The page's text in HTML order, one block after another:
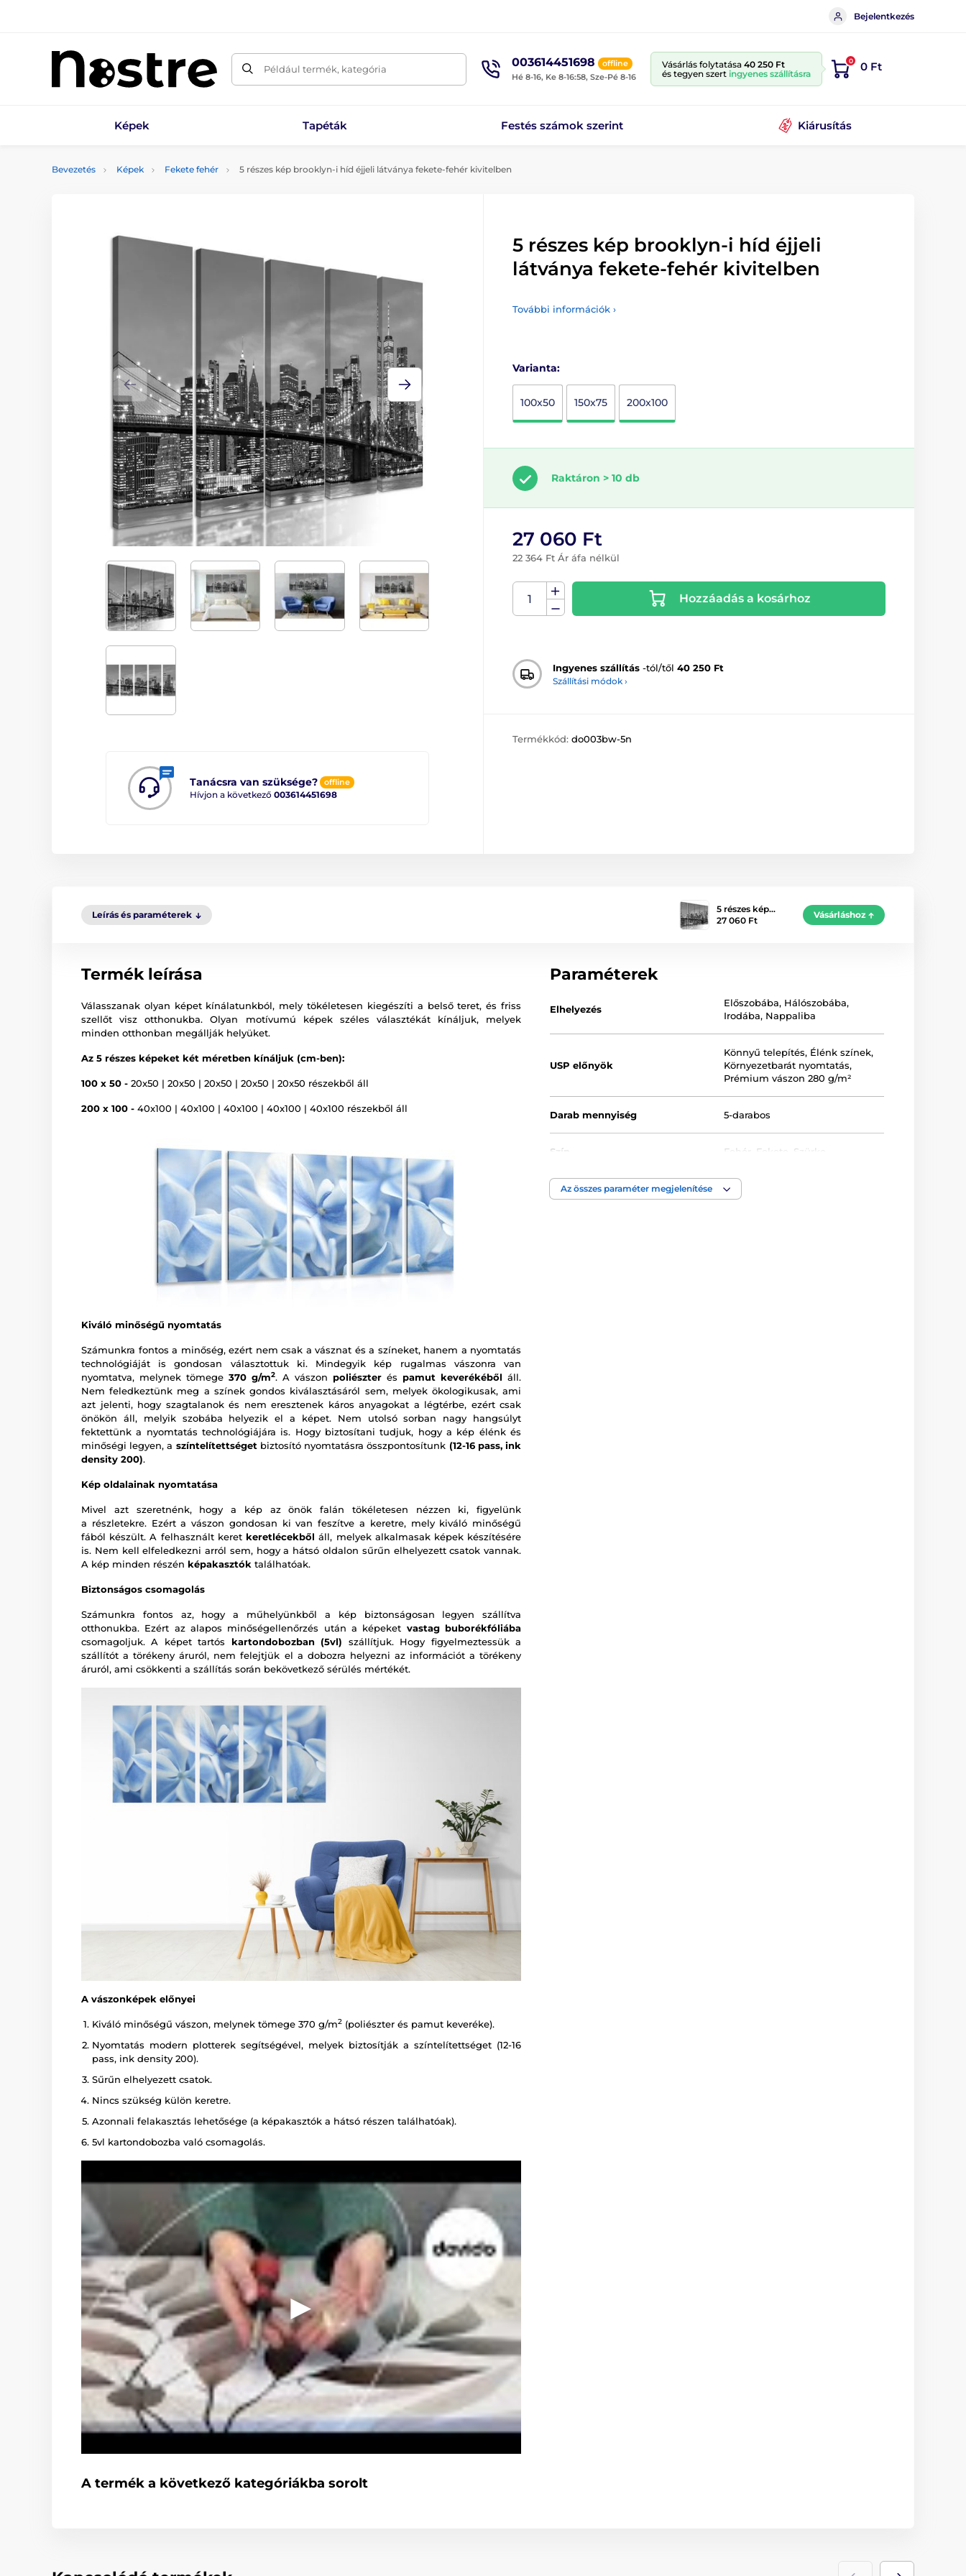
Bejelentkezés
Például termék, kategória 003614451698
offline
Hé 8-16, Ke 8-16:58, Sze-Pé 8-16
Vásárlás folytatása 40 250 Ft
és tegyen szert ingyenes szállításra
0 0 Ft
Képek Tapéták Festés számok szerint Kiárusítás
Bevezetés Képek Fekete fehér 5 részes kép brooklyn-i híd éjjeli látványa fekete-fehér kivitelben
Tanácsra van szüksége? offline
Hívjon a következő 003614451698
5 részes kép brooklyn-i híd éjjeli
látványa fekete-fehér kivitelben
További információk ›
Varianta:
100x50 150x75 200x100
Raktáron > 10 db
27 060 Ft
22 364 Ft Ár áfa nélkül
Hozzáadás a kosárhoz
Ingyenes szállítás -tól/től 40 250 Ft
Szállítási módok ›
Termékkód: do003bw-5n
Leírás és paraméterek
5 részes kép…
27 060 Ft
Vásárláshoz
Termék leírása
Válasszanak olyan képet kínálatunkból, mely tökéletesen kiegészíti a belső teret, és friss
szellőt visz otthonukba. Olyan motívumú képek széles választékát kínáljuk, melyek
minden otthonban megállják helyüket.
Az 5 részes képeket két méretben kínáljuk (cm-ben):
100 x 50 - 20x50 | 20x50 | 20x50 | 20x50 | 20x50 részekből áll
200 x 100 - 40x100 | 40x100 | 40x100 | 40x100 | 40x100 részekből áll
Kiváló minőségű nyomtatás
Számunkra fontos a minőség, ezért nem csak a vásznat és a színeket, hanem a nyomtatás
technológiáját is gondosan választottuk ki. Mindegyik kép rugalmas vászonra van
nyomtatva, melynek tömege370 g/m2. A vászon poliészter és pamut keverékéből áll.
Nem feledkeztünk meg a színek gondos kiválasztásáról sem, melyek ökologikusak, ami
azt jelenti, hogy szagtalanok és nem eresztenek káros anyagokat a légtérbe, ezért csak
önökön áll, melyik szobába helyezik el a képet. Nem utolsó sorban nagy hangsúlyt
fektettünk a nyomtatás technológiájára is. Hogy biztosítani tudjuk, hogy a kép élénk és
minőségi legyen, a színtelítettséget biztosító nyomtatásra összpontosítunk (12-16 pass, ink
density 200).
Kép oldalainak nyomtatása
Mivel azt szeretnénk, hogy a kép az önök falán tökéletesen nézzen ki, figyelünk
a részletekre. Ezért a vászon gondosan ki van feszítve a keretre, mely kiváló minőségű
fából készült. A felhasznált keret keretlécekből áll, melyek alkalmasak képek készítésére
is. Nem kell elfeledkezni arról sem, hogy a hátsó oldalon sűrűn elhelyezett csatok vannak.
A kép minden részén képakasztók találhatóak.
Biztonságos csomagolás
Számunkra fontos az, hogy a műhelyünkből a kép biztonságosan legyen szállítva
otthonukba. Ezért az alapos minőségellenőrzés után a képeket vastag buborékfóliába
csomagoljuk. A képet tartós kartondobozban (5vl) szállítjuk. Hogy figyelmeztessük a
szállítót a törékeny áruról, nem felejtjük el a dobozra helyezni az információt a törékeny
áruról, ami csökkenti a szállítás során bekövetkező sérülés mértékét.
A vászonképek előnyei
Kiváló minőségű vászon, melynek tömege 370 g/m2 (poliészter és pamut keveréke).
Nyomtatás modern plotterek segítségével, melyek biztosítják a színtelítettséget (12-16
pass, ink density 200).
Sűrűn elhelyezett csatok.
Nincs szükség külön keretre.
Azonnali felakasztás lehetősége (a képakasztók a hátsó részen találhatóak).
5vl kartondobozba való csomagolás.
A termék a következő kategóriákba sorolt
Paraméterek
Elhelyezés
Előszobába, Hálószobába,
Irodába, Nappaliba
USP előnyök
Könnyű telepítés, Élénk színek,
Környezetbarát nyomtatás,
Prémium vászon 280 g/m²
Darab mennyiség 5-darabos
Szín Fehér Fekete Szürke
Kép technológia
Egyenes
Nyomtatott
Az összes paraméter megjelenítése